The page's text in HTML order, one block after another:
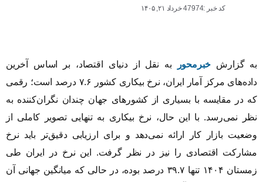
کد خبر :47974 خرداد ۲۱, ۱۴۰۵
به گزارش خبرمحور
به نقل از دنیای اقتصاد، بر اساس آخرین
داده‌های مرکز آمار ایران، نرخ بیکاری کشور ۷.۶ درصد است؛ رقمی
که در مقایسه با بسیاری از کشورهای جهان چندان نگران‌کننده به
نظر نمی‌رسد. با این حال، نرخ بیکاری به تنهایی تصویر کاملی از
وضعیت بازار کار ارائه نمی‌دهد و برای ارزیابی دقیق‌تر باید نرخ
مشارکت اقتصادی را نیز در نظر گرفت. این نرخ در ایران طی
زمستان ۱۴۰۴ تنها ۳۹.۷ درصد بوده، در حالی که میانگین جهانی آن